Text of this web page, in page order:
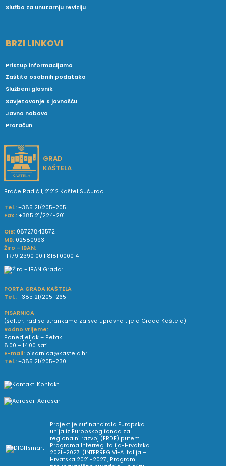
Služba za unutarnju reviziju
BRZI LINKOVI
Pristup informacijama
Zaštita osobnih podataka
Službeni glasnik
Savjetovanje s javnošću
Javna nabava
Proračun
GRAD
KAŠTELA
Braće Radić 1, 21212 Kaštel Sućurac
Tel.: +385 21/205-205
Fax.: +385 21/224-201
OIB: 08727843572
MB: 02580993
Žiro - IBAN:
HR79 2390 0011 8181 0000 4
PORTA GRADA KAŠTELA
Tel.: +385 21/205-265
PISARNICA
(šalter; rad sa strankama za sva upravna tijela Grada Kaštela)
Radno vrijeme:
Ponedjeljak – Petak
8.00 – 14.00 sati
E-mail: pisarnica@kastela.hr
Tel.: +385 21/205-230
Kontakt
Adresar
Projekt je sufinancirala Europska
unija iz Europskog fonda za
regionalni razvoj (ERDF) putem
Programa Interreg Italija-Hrvatska
2021.-2027. (INTERREG VI-A Italija –
Hrvatska 2021.-2027., Program